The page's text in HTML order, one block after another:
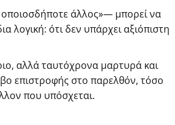
άλλος»— μπορεί να
λογική: ότι δεν υπάρχει αξιόπιστη
αλλά ταυτόχρονα μαρτυρά και
επιστροφής στο παρελθόν, τόσο
που υπόσχεται.